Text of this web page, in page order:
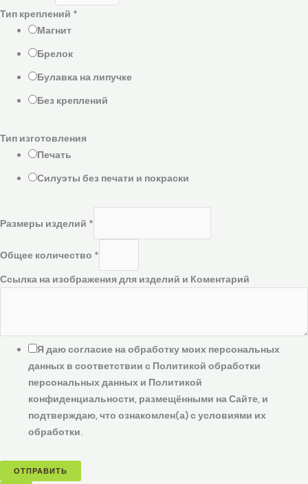
Тип креплений *
Магнит
Брелок
Булавка на липучке
Без креплений
Тип изготовления
Печать
Силуэты без печати и покраски
Размеры изделий *
Общее количество *
Ссылка на изображения для изделий и Коментарий
Я даю согласие на обработку моих персональных
данных в соответствии с Политикой обработки
персональных данных и Политикой
конфиденциальности, размещёнными на Сайте, и
подтверждаю, что ознакомлен(а) с условиями их
обработки.
ОТПРАВИТЬ